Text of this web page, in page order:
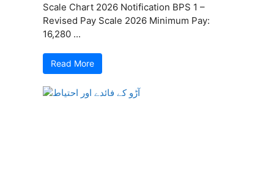
Scale Chart 2026 Notification BPS 1 –
Revised Pay Scale 2026 Minimum Pay:
16,280 ...
Read More